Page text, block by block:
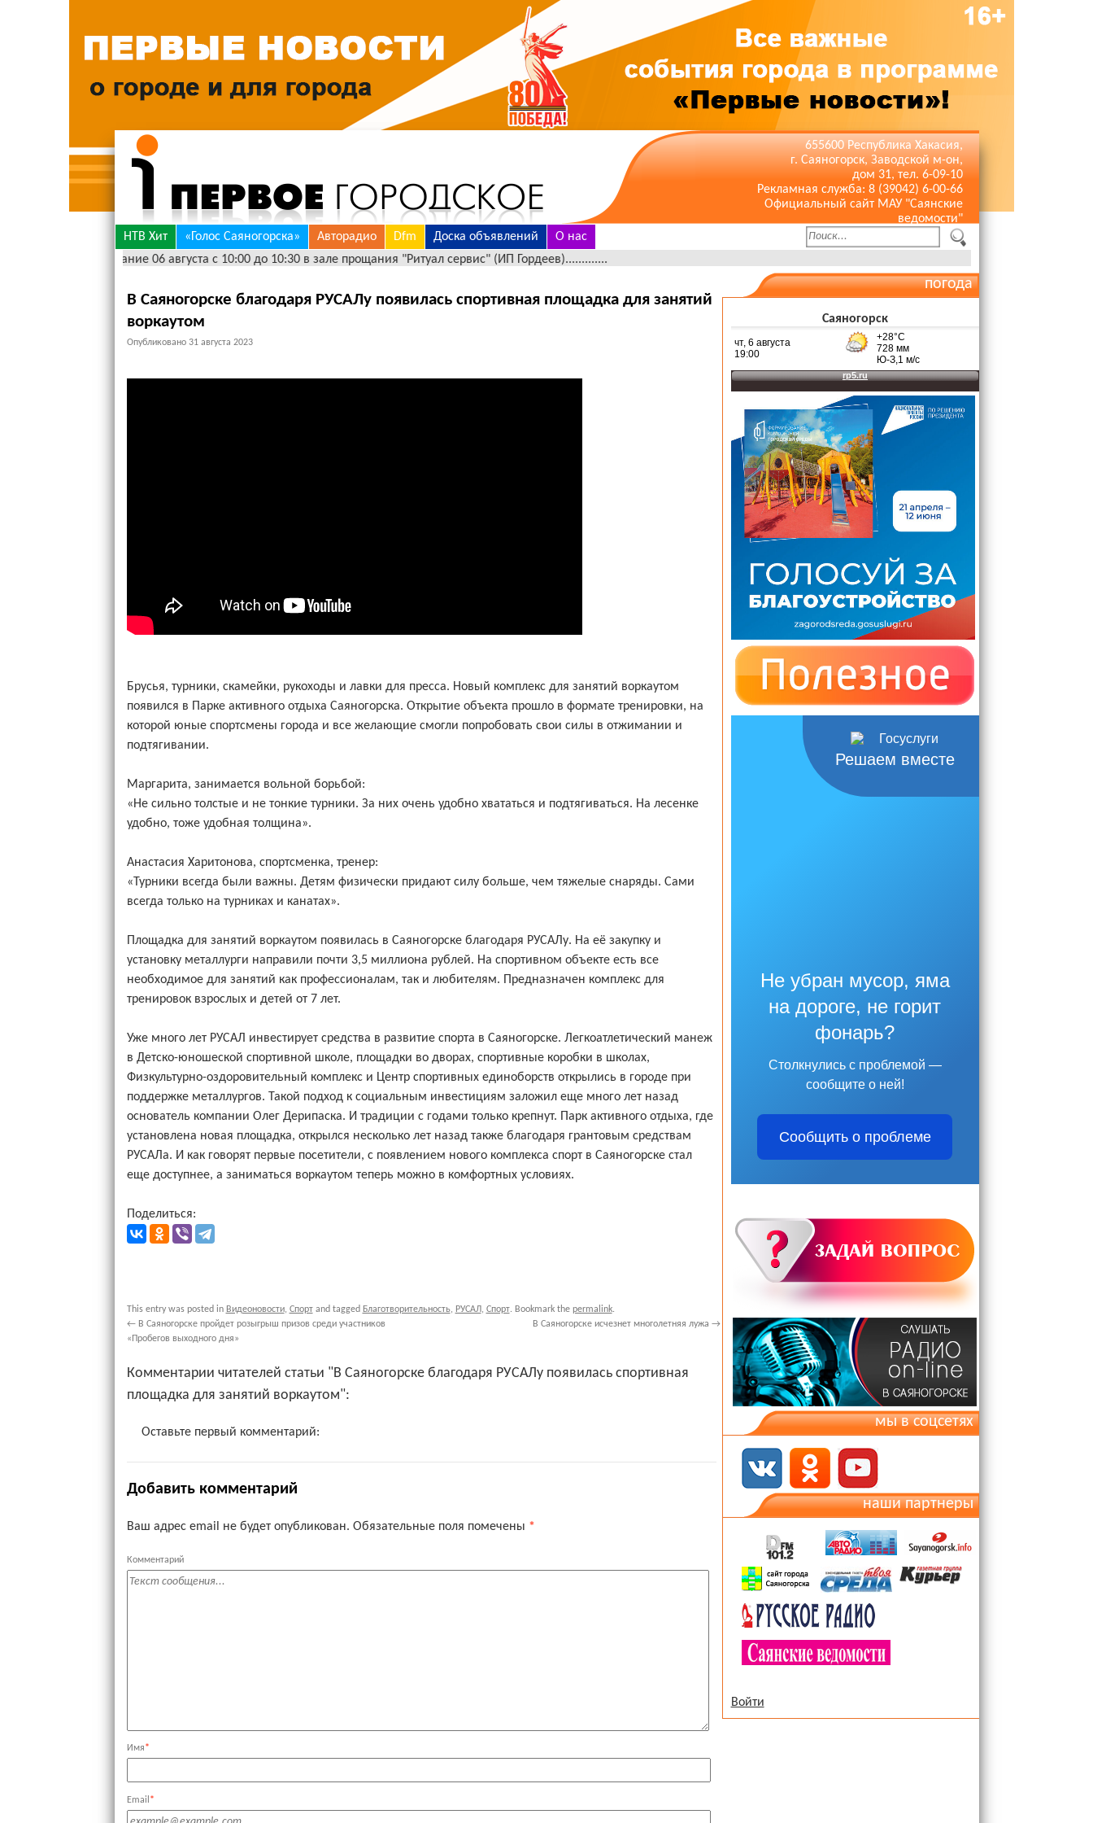
655600 Республика Хакасия,
г. Саяногорск, Заводской м-он,
дом 31, тел. 6-09-10
Рекламная служба: 8 (39042) 6-00-66
Официальный сайт МАУ "Саянские
ведомости"
Skip
to
НТВ Хит «Голос Саяногорска» Авторадио Dfm Доска объявлений
О нас
г.р. Прощание 06 августа с 10:00 до 10:30 в зале прощания "Ритуал сервис" (ИП Гордеев).............
В Саяногорске благодаря РУСАЛу появилась спортивная площадка для занятий
воркаутом
Опубликовано31 августа 2023
Брусья, турники, скамейки, рукоходы и лавки для пресса. Новый комплекс для занятий воркаутом
появился в Парке активного отдыха Саяногорска. Открытие объекта прошло в формате тренировки, на
которой юные спортсмены города и все желающие смогли попробовать свои силы в отжимании и
подтягивании.
Маргарита, занимается вольной борьбой:
«Не сильно толстые и не тонкие турники. За них очень удобно хвататься и подтягиваться. На лесенке
удобно, тоже удобная толщина».
Анастасия Харитонова, спортсменка, тренер:
«Турники всегда были важны. Детям физически придают силу больше, чем тяжелые снаряды. Сами
всегда только на турниках и канатах».
Площадка для занятий воркаутом появилась в Саяногорске благодаря РУСАЛу. На её закупку и
установку металлурги направили почти 3,5 миллиона рублей. На спортивном объекте есть все
необходимое для занятий как профессионалам, так и любителям. Предназначен комплекс для
тренировок взрослых и детей от 7 лет.
Уже много лет РУСАЛ инвестирует средства в развитие спорта в Саяногорске. Легкоатлетический манеж
в Детско-юношеской спортивной школе, площадки во дворах, спортивные коробки в школах,
Физкультурно-оздоровительный комплекс и Центр спортивных единоборств открылись в городе при
поддержке металлургов. Такой подход к социальным инвестициям заложил еще много лет назад
основатель компании Олег Дерипаска. И традиции с годами только крепнут. Парк активного отдыха, где
установлена новая площадка, открылся несколько лет назад также благодаря грантовым средствам
РУСАЛа. И как говорят первые посетители, с появлением нового комплекса спорт в Саяногорске стал
еще доступнее, а заниматься воркаутом теперь можно в комфортных условиях.
Поделиться:
This entry was posted in Видеоновости, Спортand tagged Благотворительность, РУСАЛ, Спорт. Bookmark the permalink.
←В Саяногорске пройдет розыгрыш призов среди участников
«Пробегов выходного дня»
В Саяногорске исчезнет многолетняя лужа →
Комментарии читателей статьи "В Саяногорске благодаря РУСАЛу появилась спортивная
площадка для занятий воркаутом":
Оставьте первый комментарий:
Добавить комментарий
Ваш адрес email не будет опубликован. Обязательные поля помечены *
Комментарий
Имя*
Email *
погода
Саяногорск
Решаем вместе
Не убран мусор, яма
на дороге, не горит
фонарь?
Столкнулись с проблемой —
сообщите о ней!
Сообщить о проблеме
мы в соцсетях
наши партнеры
Войти